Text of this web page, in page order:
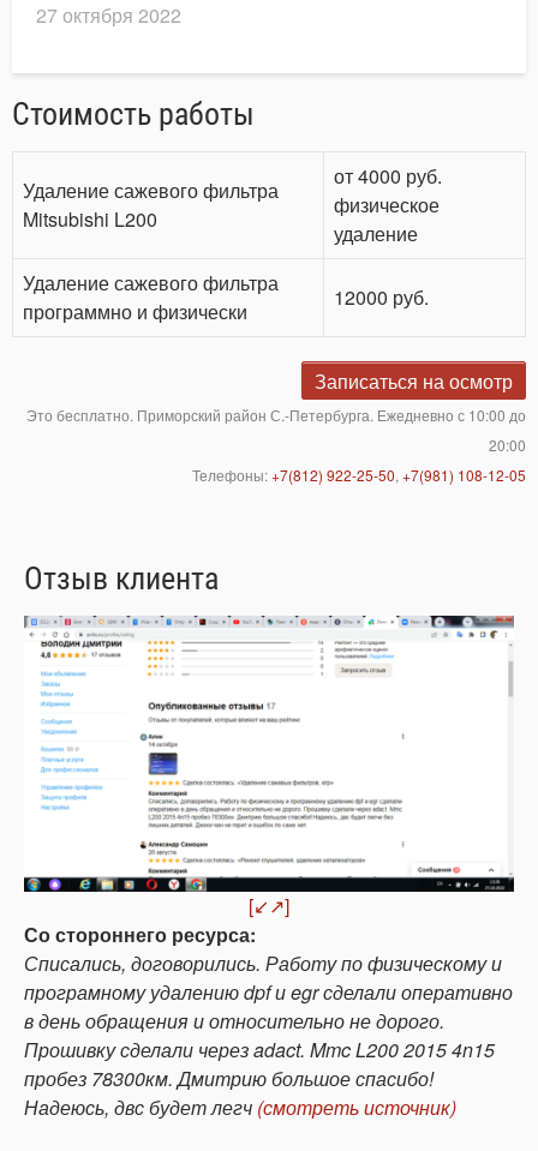
27 октября 2022
Стоимость работы
Удаление сажевого фильтра
Mitsubishi L200
от 4000 руб.
физическое
удаление
Удаление сажевого фильтра
программно и физически
12000 руб.
Записаться на осмотр
Это бесплатно. Приморский район С.-Петербурга. Ежедневно с 10:00 до
20:00
Телефоны:+7(812) 922-25-50, +7(981) 108-12-05
Отзыв клиента
[↙↗]
Со стороннего ресурса:
Списались, договорились. Работу по физическому и
програмному удалению dpf и egr сделали оперативно
в день обращения и относительно не дорого.
Прошивку сделали через adact. Mmc L200 2015 4n15
пробез 78300км. Дмитрию большое спасибо!
Надеюсь, двс будет легч (смотреть источник)